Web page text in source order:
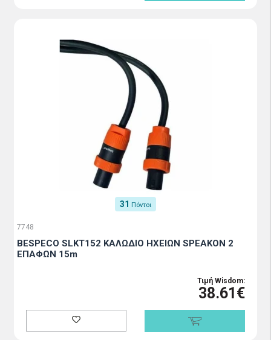
31 Πόντοι
7748
BESPECO SLKT152 ΚΑΛΩΔΙΟ ΗΧΕΙΩΝ SPEAKON 2
ΕΠΑΦΩΝ 15m
Τιμή Wisdom:
38.61€